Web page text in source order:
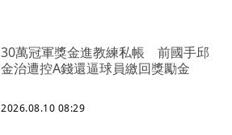
30萬冠軍獎金進教練私帳 前國手邱
金治遭控A錢還逼球員繳回獎勵金
2026.08.10 08:29